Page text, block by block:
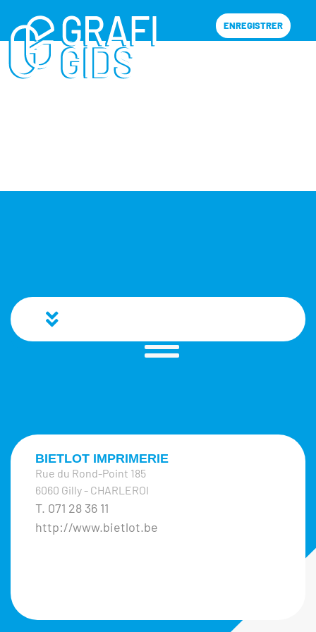
ENREGISTRER
BIETLOT IMPRIMERIE
Rue du Rond-Point 185
6060 Gilly - CHARLEROI
T. 071 28 36 11
http://www.bietlot.be